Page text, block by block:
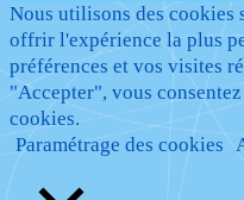
Nous utilisons des cookies
offrir l'expérience la plus
préférences et vos visites
"Accepter", vous
cookies.
Paramétrage des cookies